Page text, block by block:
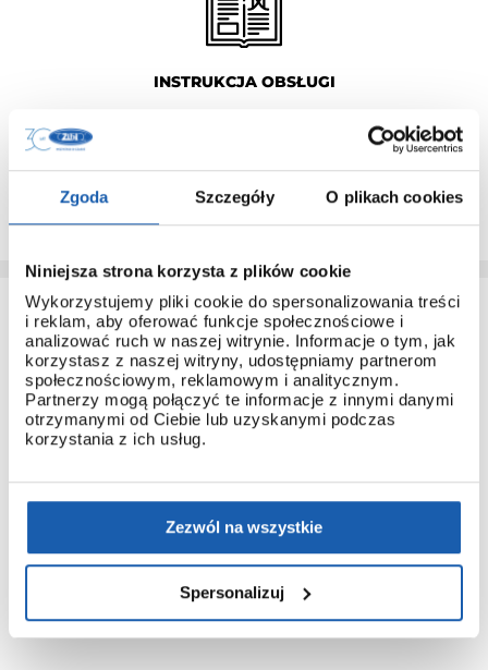
Zgoda Szczegóły O plikach cookies
Niniejsza strona korzysta z plików cookie
Wykorzystujemy pliki cookie do spersonalizowania treści
i reklam, aby oferować funkcje społecznościowe i
analizować ruch w naszej witrynie. Informacje o tym, jak
korzystasz z naszej witryny, udostępniamy partnerom
społecznościowym, reklamowym i analitycznym.
Partnerzy mogą połączyć te informacje z innymi danymi
otrzymanymi od Ciebie lub uzyskanymi podczas
korzystania z ich usług.
Zezwól na wszystkie
Spersonalizuj
INSTRUKCJA OBSŁUGI
dystrybucji ZIBI dołączana jest instrukcja obsługi w języku
Dzięki temu łatwo poznasz obsługę nawet najbardziej
zaawansowanych modeli.
3 + 3 LATA GWARANCJI
zakupu.
Przedłużenie gwarancji obejmuje jedynie zegarki marki G-
SHOCK.
PRZEDŁUŻ GWARANCJĘ